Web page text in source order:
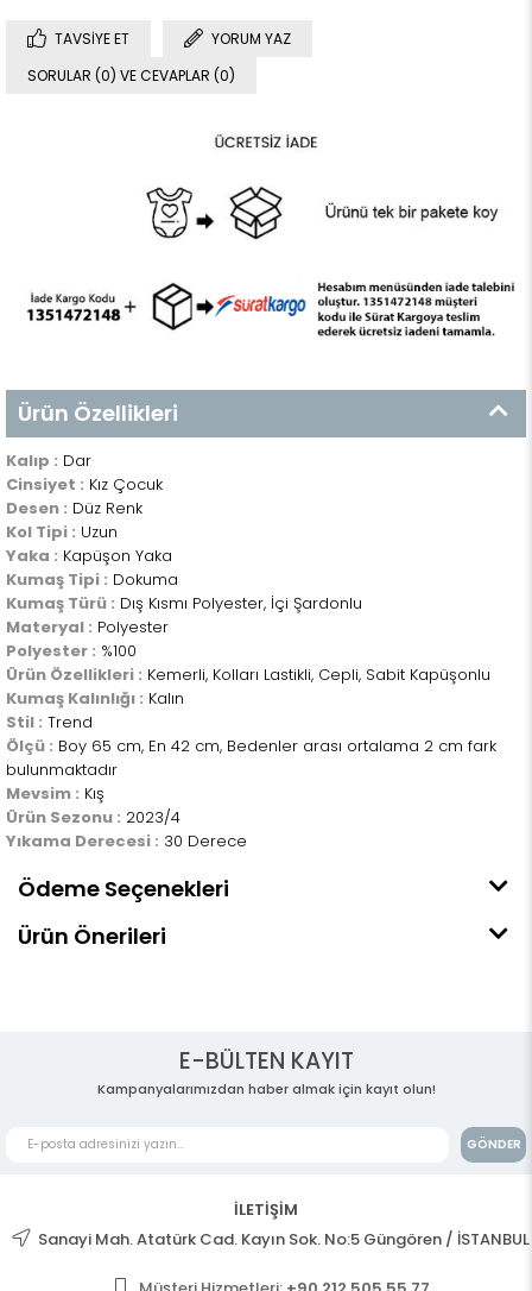
TAVSIYE ET
YORUM YAZ
SORULAR (0) VE CEVAPLAR (0)
Ürün Özellikleri
Kalıp : Dar
Cinsiyet : Kız Çocuk
Desen : Düz Renk
Kol Tipi : Uzun
Yaka : Kapüşon Yaka
Kumaş Tipi : Dokuma
Kumaş Türü : Dış Kısmı Polyester, İçi Şardonlu
Materyal : Polyester
Polyester : %100
Ürün Özellikleri : Kemerli, Kolları Lastikli, Cepli, Sabit Kapüşonlu
Kumaş Kalınlığı : Kalın
Stil : Trend
Ölçü : Boy 65 cm, En 42 cm, Bedenler arası ortalama 2 cm fark
bulunmaktadır
Mevsim : Kış
Ürün Sezonu : 2023/4
Yıkama Derecesi : 30 Derece
Ödeme Seçenekleri
Ürün Önerileri
E-BÜLTEN KAYIT
Kampanyalarımızdan haber almak için kayıt olun!
GÖNDER
İLETİŞİM
Sanayi Mah. Atatürk Cad. Kayın Sok. No:5 Güngören / İSTANBUL